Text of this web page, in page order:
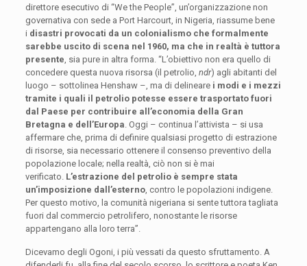
direttore esecutivo di “We the People”, un’organizzazione non
governativa con sede a Port Harcourt, in Nigeria, riassume bene
i disastri provocati da un colonialismo che formalmente
sarebbe uscito di scena nel 1960, ma che in realtà è tuttora
presente , sia pure in altra forma. “L’obiettivo non era quello di
concedere questa nuova risorsa (il petrolio, ndr) agli abitanti del
luogo – sottolinea Henshaw –, ma di delineare i modi e i mezzi
tramite i quali il petrolio potesse essere trasportato fuori
dal Paese per contribuire all’economia della Gran
Bretagna e dell’Europa . Oggi – continua l’attivista – si usa
affermare che, prima di definire qualsiasi progetto di estrazione
di risorse, sia necessario ottenere il consenso preventivo della
popolazione locale; nella realtà, ciò non si è mai
verificato. L’estrazione del petrolio è sempre stata
un’imposizione dall’esterno, contro le popolazioni indigene.
Per questo motivo, la comunità nigeriana si sente tuttora tagliata
fuori dal commercio petrolifero, nonostante le risorse
appartengano alla loro terra”.
Dicevamo degli Ogoni, i più vessati da questo sfruttamento. A